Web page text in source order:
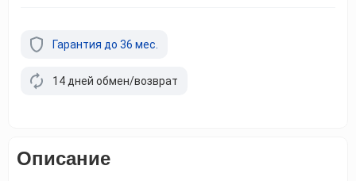
Гарантия до 36 мес.
14 дней обмен/возврат
Описание